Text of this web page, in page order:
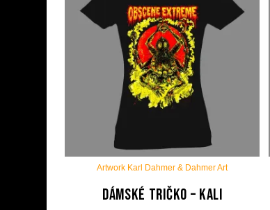
Artwork Karl Dahmer & Dahmer Art
Dámské tričko – Kali